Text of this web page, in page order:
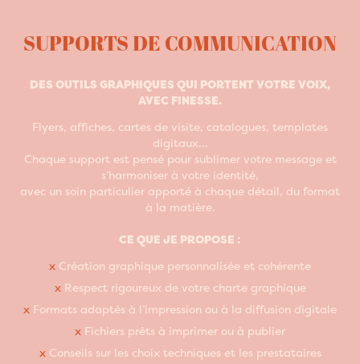
SUPPORTS DE COMMUNICATION
DES OUTILS GRAPHIQUES QUI PORTENT VOTRE VOIX,
AVEC FINESSE.
Flyers, affiches, cartes de visite, catalogues, templates
digitaux…
Chaque support est pensé pour sublimer votre message et
s’harmoniser à votre identité,
avec un soin particulier apporté à chaque détail, du format
à la matière.
CE QUE JE PROPOSE :
x Création graphique personnalisée et cohérente
x Respect rigoureux de votre charte graphique
x Formats adaptés à l’impression ou à la diffusion digitale
x Fichiers prêts à imprimer ou à publier
x Conseils sur les choix techniques et les prestataires